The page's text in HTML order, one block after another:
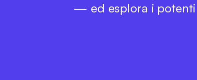
— ed esplora i potenti